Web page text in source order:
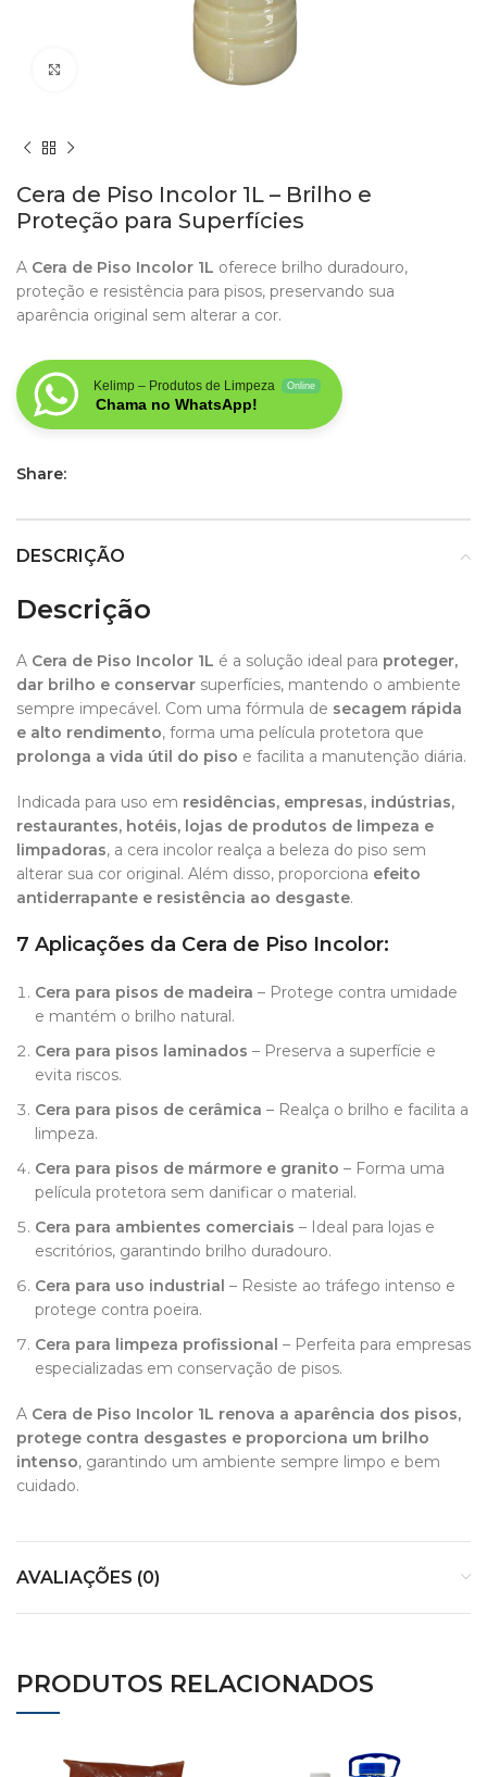
Clique para aumentar
Cera de Piso Incolor 1L – Brilho e
Proteção para Superfícies
A Cera de Piso Incolor 1L oferece brilho duradouro,
proteção e resistência para pisos, preservando sua
aparência original sem alterar a cor.
Kelimp – Produtos de Limpeza Online
Chama no WhatsApp!
Share:
DESCRIÇÃO
Descrição
A Cera de Piso Incolor 1L é a solução ideal para proteger,
dar brilho e conservar superfícies, mantendo o ambiente
sempre impecável. Com uma fórmula de secagem rápida
e alto rendimento, forma uma película protetora que
prolonga a vida útil do piso e facilita a manutenção diária.
Indicada para uso em residências, empresas, indústrias,
restaurantes, hotéis, lojas de produtos de limpeza e
limpadoras, a cera incolor realça a beleza do piso sem
alterar sua cor original. Além disso, proporciona efeito
antiderrapante e resistência ao desgaste.
7 Aplicações da Cera de Piso Incolor:
Cera para pisos de madeira – Protege contra umidade
e mantém o brilho natural.
Cera para pisos laminados – Preserva a superfície e
evita riscos.
Cera para pisos de cerâmica – Realça o brilho e facilita a
limpeza.
Cera para pisos de mármore e granito – Forma uma
película protetora sem danificar o material.
Cera para ambientes comerciais – Ideal para lojas e
escritórios, garantindo brilho duradouro.
Cera para uso industrial – Resiste ao tráfego intenso e
protege contra poeira.
Cera para limpeza profissional – Perfeita para empresas
especializadas em conservação de pisos.
A Cera de Piso Incolor 1L renova a aparência dos pisos,
protege contra desgastes e proporciona um brilho
intenso, garantindo um ambiente sempre limpo e bem
cuidado.
AVALIAÇÕES (0)
PRODUTOS RELACIONADOS